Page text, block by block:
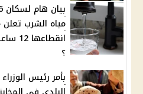
مياه الشرب
؟
بأمر رئيس